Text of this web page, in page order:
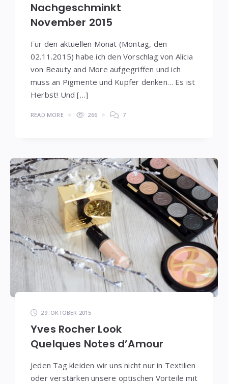
Nachgeschminkt
November 2015
Für den aktuellen Monat (Montag, den
02.11.2015) habe ich den Vorschlag von Alicia
von Beauty and More aufgegriffen und ich
muss an Pigmente und Kupfer denken… Es ist
Herbst! Und […]
READ MORE 266 7
29. OKTOBER 2015
Yves Rocher Look
Quelques Notes d’Amour
Jeden Tag kleiden wir uns nicht nur in Textilien
oder verstärken unsere optischen Vorteile mit